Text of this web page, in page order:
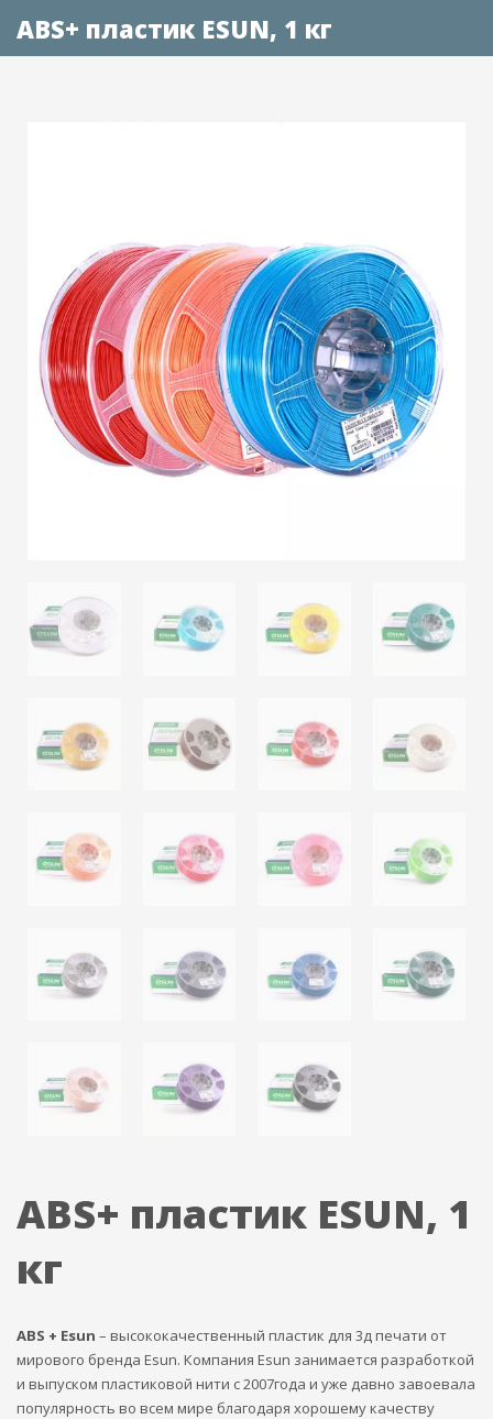
ABS+ пластик ESUN, 1 кг
ABS+ пластик ESUN, 1
кг
ABS + Esun – высококачественный пластик для 3д печати от
мирового бренда Esun. Компания Esun занимается разработкой
и выпуском пластиковой нити с 2007года и уже давно завоевала
популярность во всем мире благодаря хорошему качеству